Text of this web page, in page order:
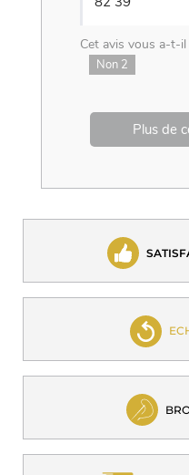
Cet avis vous a-t-
Non 2
Plus de